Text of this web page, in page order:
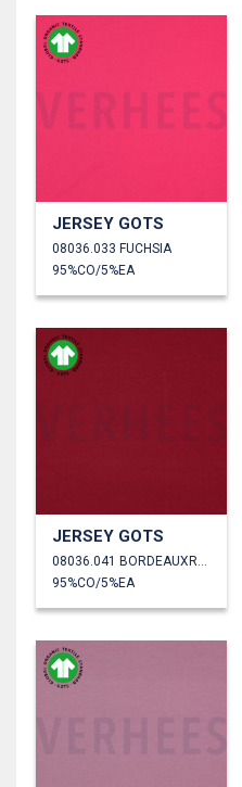
JERSEY GOTS
08036.033 FUCHSIA
95%CO/5%EA
JERSEY GOTS
08036.041 BORDEAUXROOD
95%CO/5%EA